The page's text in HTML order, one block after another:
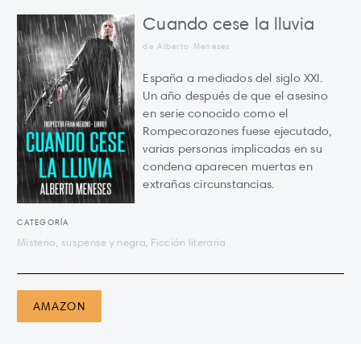
Cuando cese la lluvia
de Alberto Meneses
España a mediados del siglo XXI.
Un año después de que el asesino
en serie conocido como el
Rompecorazones fuese ejecutado,
varias personas implicadas en su
condena aparecen muertas en
extrañas circunstancias.
CATEGORÍA
Misterio, suspense y negra, Ficción literaria
AMAZON